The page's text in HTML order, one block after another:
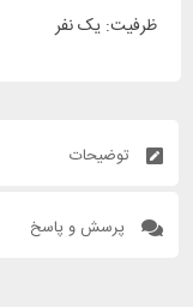
ظرفیت: یک نفر
توضیحات
پرسش و پاسخ